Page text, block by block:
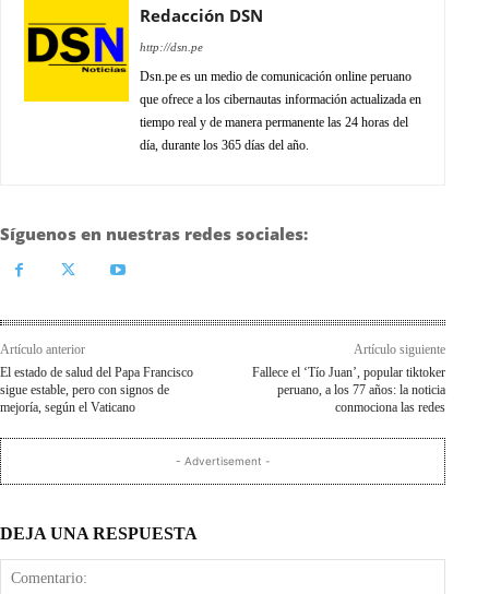
Redacción DSN
http://dsn.pe
Dsn.pe es un medio de comunicación online peruano
que ofrece a los cibernautas información actualizada en
tiempo real y de manera permanente las 24 horas del
día, durante los 365 días del año.
Síguenos en nuestras redes sociales:
Artículo anterior
El estado de salud del Papa Francisco
sigue estable, pero con signos de
mejoría, según el Vaticano
Artículo siguiente
Fallece el ‘Tío Juan’, popular tiktoker
peruano, a los 77 años: la noticia
conmociona las redes
- Advertisement -
DEJA UNA RESPUESTA